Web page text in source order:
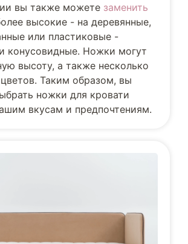
вы также можете заменить
высокие - на деревянные,
или пластиковые -
конусовидные. Ножки могут
высоту, а также несколько
Таким образом, вы
ножки для кровати
вкусам и предпочтениям.